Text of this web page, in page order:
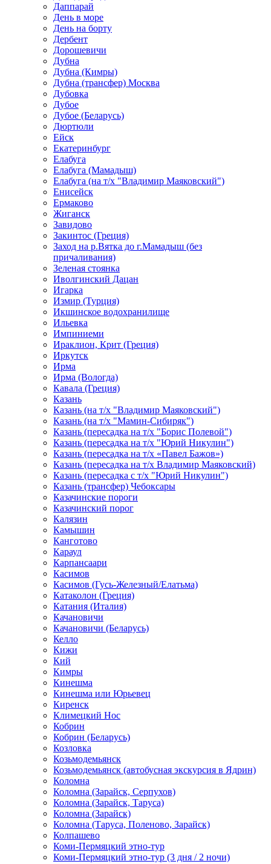
Даппарай
День в море
День на борту
Дербент
Дорошевичи
Дубна
Дубна (Кимры)
Дубна (трансфер) Москва
Дубовка
Дубое
Дубое (Беларусь)
Дюртюли
Ейск
Екатеринбург
Елабуга
Елабуга (Мамадыш)
Елабуга (на т/х "Владимир Маяковский")
Енисейск
Ермаково
Жиганск
Завидово
Закинтос (Греция)
Заход на р.Вятка до г.Мамадыш (без
причаливания)
Зеленая стоянка
Иволгинский Дацан
Игарка
Измир (Турция)
Икшинское водохранилище
Ильевка
Импиниеми
Ираклион, Крит (Греция)
Иркутск
Ирма
Ирма (Вологда)
Кавала (Греция)
Казань
Казань (на т/х "Владимир Маяковский")
Казань (на т/х "Мамин-Сибиряк")
Казань (пересадка на т/х "Борис Полевой")
Казань (пересадка на т/х "Юрий Никулин")
Казань (пересадка на т/х «Павел Бажов»)
Казань (пересадка на т/х Владимир Маяковский)
Казань (пересадка с т/х "Юрий Никулин")
Казань (трансфер) Чебоксары
Казачинские пороги
Казачинский порог
Калязин
Камышин
Канготово
Караул
Карпансаари
Касимов
Касимов (Гусь-Железный/Елатьма)
Катаколон (Греция)
Катания (Италия)
Качановичи
Качановичи (Беларусь)
Келло
Кижи
Кий
Кимры
Кинешма
Кинешма или Юрьевец
Киренск
Климецкий Нос
Кобрин
Кобрин (Беларусь)
Козловка
Козьмодемьянск
Козьмодемьянск (автобусная экскурсия в Ядрин)
Коломна
Коломна (Зарайск, Серпухов)
Коломна (Зарайск, Таруса)
Коломна (Зарайск)
Коломна (Таруса, Поленово, Зарайск)
Колпашево
Коми-Пермяцкий этно-тур
Коми-Пермяцкий этно-тур (3 дня / 2 ночи)